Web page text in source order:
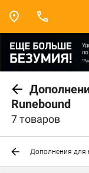
Runebound
7 товаров
Дополнения для